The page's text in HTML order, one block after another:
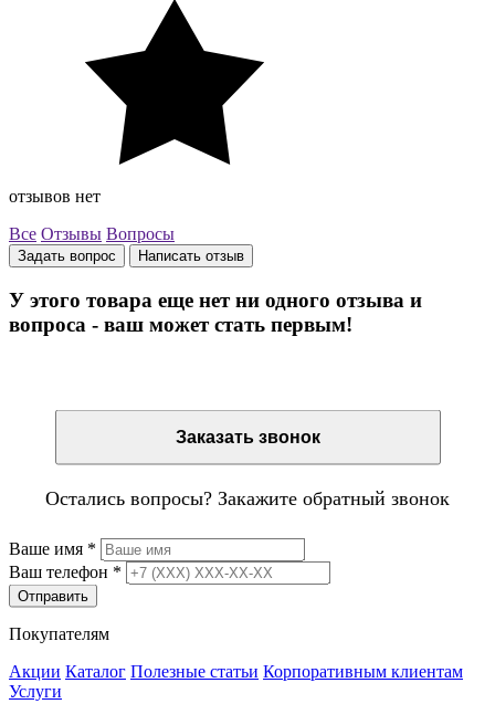
отзывов нет
Все Отзывы Вопросы
Задать вопрос Написать отзыв
У этого товара еще нет ни одного отзыва и
вопроса - ваш может стать первым!
Заказать звонок
Остались вопросы? Закажите обратный звонок
Ваше имя *
Ваш телефон *
Отправить
Покупателям
Акции Каталог Полезные статьи Корпоративным клиентам
Услуги